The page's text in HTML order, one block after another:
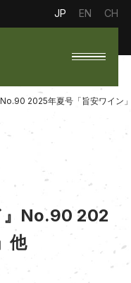
JP EN CH
No.90 2025年夏号「旨安ワイン
』No.90 202
他